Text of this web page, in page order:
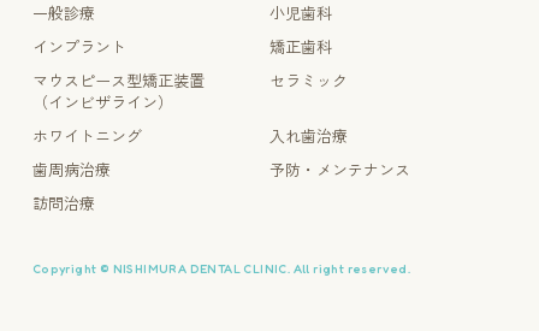
一般診療
小児歯科
インプラント
矯正歯科
マウスピース型矯正装置
（インビザライン）
セラミック
ホワイトニング
入れ歯治療
歯周病治療
予防・メンテナンス
訪問治療
Copyright © NISHIMURA DENTAL CLINIC. All right reserved.